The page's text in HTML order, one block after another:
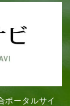
ポータルサイ